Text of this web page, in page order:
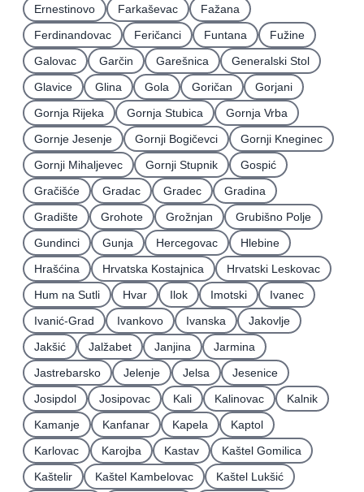
Ernestinovo Farkaševac
Fažana
Ferdinandovac
Feričanci Funtana
Fužine
Galovac
Garčin Garešnica
Generalski Stol
Glavice
Glina Gola Goričan
Gorjani
Gornja Rijeka
Gornja Stubica
Gornja Vrba
Gornje Jesenje
Gornji Bogičevci
Gornji Kneginec
Gornji Mihaljevec
Gornji Stupnik
Gospić
Gračišće
Gradac Gradec
Gradina
Gradište
Grohote Grožnjan
Grubišno Polje
Gundinci
Gunja Hercegovac
Hlebine
Hrašćina
Hrvatska Kostajnica
Hrvatski Leskovac
Hum na Sutli
Hvar Ilok Imotski
Ivanec
Ivanić-Grad
Ivankovo Ivanska
Jakovlje
Jakšić
Jalžabet Janjina
Jarmina
Jastrebarsko
Jelenje Jelsa
Jesenice
Josipdol
Josipovac Kali Kalinovac
Kalnik
Kamanje
Kanfanar Kapela
Kaptol
Karlovac
Karojba Kastav
Kaštel Gomilica
Kaštelir
Kaštel Kambelovac
Kaštel Lukšić